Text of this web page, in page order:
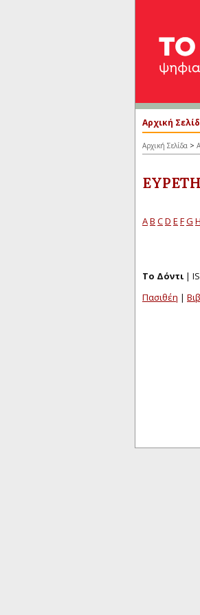
Αρχική
Αρχική Σελίδα >
AB CD E FG H
Το Δόντι |
Πασιθέη |